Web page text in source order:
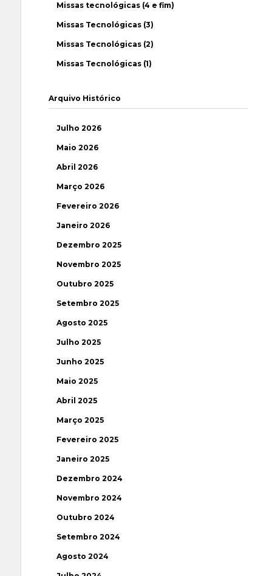
Missas tecnológicas (4 e fim)
Missas Tecnológicas (3)
Missas Tecnológicas (2)
Missas Tecnológicas (1)
Arquivo Histórico
Julho 2026
Maio 2026
Abril 2026
Março 2026
Fevereiro 2026
Janeiro 2026
Dezembro 2025
Novembro 2025
Outubro 2025
Setembro 2025
Agosto 2025
Julho 2025
Junho 2025
Maio 2025
Abril 2025
Março 2025
Fevereiro 2025
Janeiro 2025
Dezembro 2024
Novembro 2024
Outubro 2024
Setembro 2024
Agosto 2024